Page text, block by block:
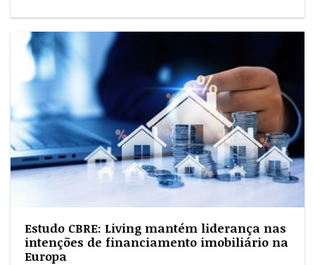
Estudo CBRE: Living mantém liderança nas
intenções de financiamento imobiliário na
Europa